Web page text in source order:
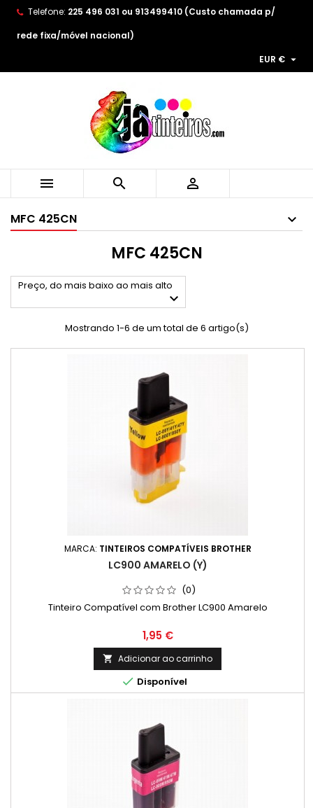
Telefone: 225 496 031 ou 913499410 (Custo chamada p/
rede fixa/móvel nacional)
EUR € 
  
MFC 425CN
MFC 425CN
Preço, do mais baixo ao mais alto

Mostrando 1-6 de um total de 6 artigo(s)
MARCA: TINTEIROS COMPATÍVEIS BROTHER
LC900 AMARELO (Y)
(0)
Tinteiro Compatível com Brother LC900 Amarelo
Preço
1,95 €
 Adicionar ao carrinho
 Disponível
As minhas listas de desejos ×
((modalTitle)) ×
((cancelText)) ((modalDeleteText))
((title)) ×
((label))
((cancelText)) ((createText))
Entrar ×
You need to be logged in to save products in your
wishlist.
((cancelText))